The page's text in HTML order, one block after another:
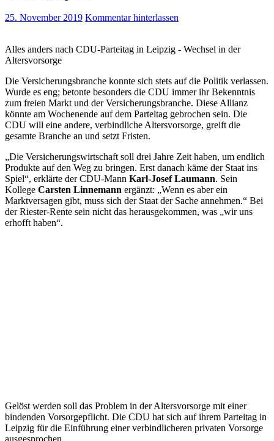
25. November 2019 Kommentar hinterlassen
Alles anders nach CDU-Parteitag in Leipzig - Wechsel in der
Altersvorsorge
Die Versicherungsbranche konnte sich stets auf die Politik verlassen.
Wurde es eng; betonte besonders die CDU immer ihr Bekenntnis
zum freien Markt und der Versicherungsbranche. Diese Allianz
könnte am Wochenende auf dem Parteitag gebrochen sein. Die
CDU will eine andere, verbindliche Altersvorsorge, greift die
gesamte Branche an und setzt Fristen.
„Die Versicherungswirtschaft soll drei Jahre Zeit haben, um endlich
Produkte auf den Weg zu bringen. Erst danach käme der Staat ins
Spiel“, erklärte der CDU-Mann Karl-Josef Laumann. Sein
Kollege Carsten Linnemann ergänzt: „Wenn es aber ein
Marktversagen gibt, muss sich der Staat der Sache annehmen.“ Bei
der Riester-Rente sein nicht das herausgekommen, was „wir uns
erhofft haben“.
Gelöst werden soll das Problem in der Altersvorsorge mit einer
bindenden Vorsorgepflicht. Die CDU hat sich auf ihrem Parteitag in
Leipzig für die Einführung einer verbindlicheren privaten Vorsorge